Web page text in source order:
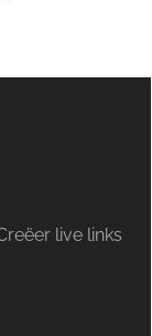
live links